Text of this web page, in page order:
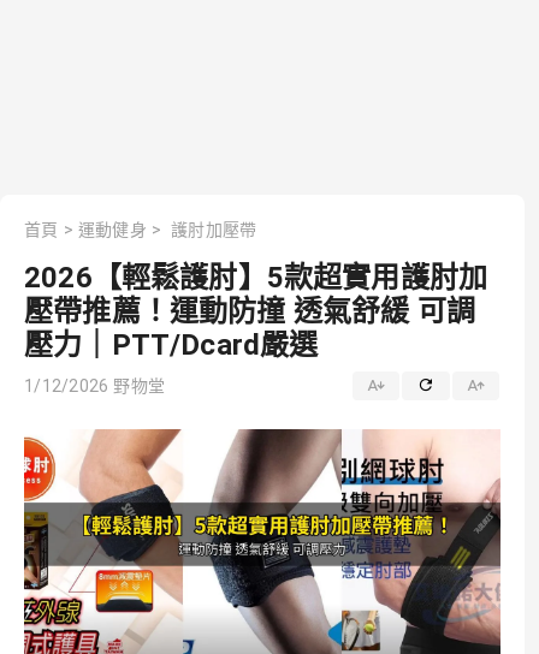
首頁 > 運動健身 > 護肘加壓帶
2026【輕鬆護肘】5款超實用護肘加
壓帶推薦！運動防撞 透氣舒緩 可調
壓力｜PTT/Dcard嚴選
1/12/2026 野物堂